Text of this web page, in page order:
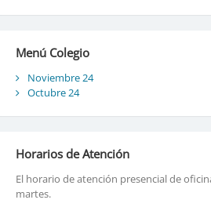
Menú Colegio
Noviembre 24
Octubre 24
Horarios de Atención
El horario de atención presencial de
martes.